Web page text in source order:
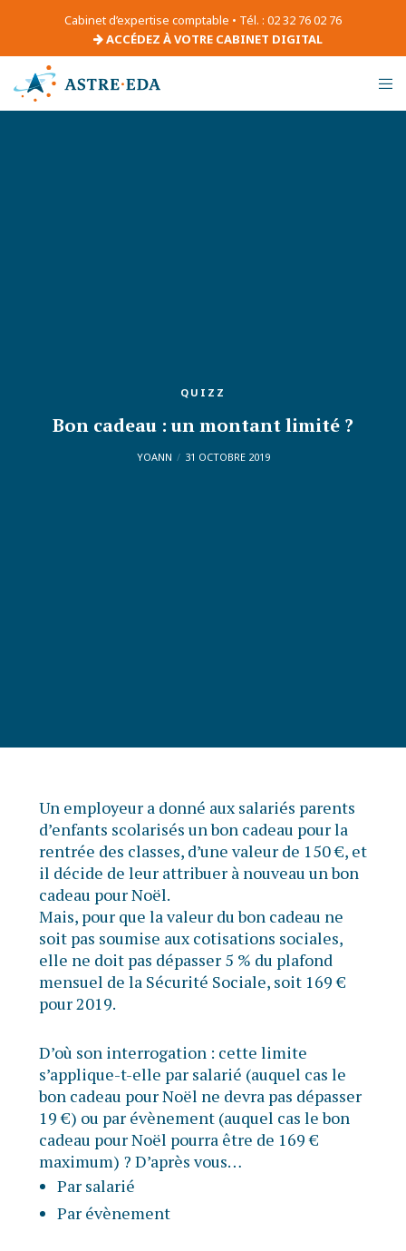
Cabinet d’expertise comptable • Tél. : 02 32 76 02 76
ACCÉDEZ À VOTRE CABINET DIGITAL
QUIZZ
Bon cadeau : un montant limité ?
YOANN 31 OCTOBRE 2019
Un employeur a donné aux salariés parents
d’enfants scolarisés un bon cadeau pour la
rentrée des classes, d’une valeur de 150 €, et
il décide de leur attribuer à nouveau un bon
cadeau pour Noël.
Mais, pour que la valeur du bon cadeau ne
soit pas soumise aux cotisations sociales,
elle ne doit pas dépasser 5 % du plafond
mensuel de la Sécurité Sociale, soit 169 €
pour 2019.
D’où son interrogation : cette limite
s’applique-t-elle par salarié (auquel cas le
bon cadeau pour Noël ne devra pas dépasser
19 €) ou par évènement (auquel cas le bon
cadeau pour Noël pourra être de 169 €
maximum) ? D’après vous…
Par salarié
Par évènement